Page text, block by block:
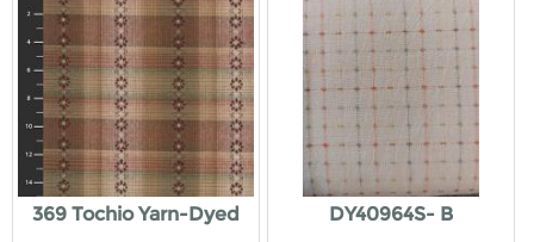
369 Tochio Yarn-Dyed
DY40964S- B